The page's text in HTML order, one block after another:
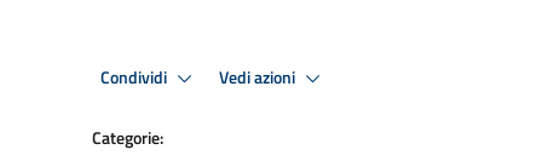
Condividi Vedi azioni
Categorie: